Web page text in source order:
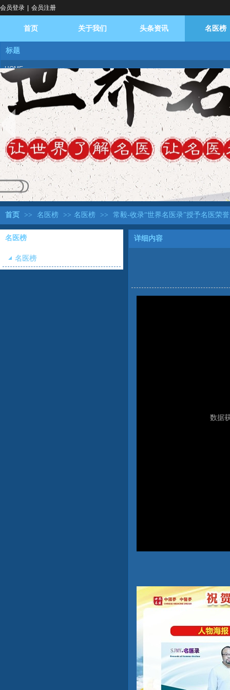
标题
HOME
ABOUT US
NEWS
DOCTOR
BROADCAST
DATABASE
REPLY
DIALOGUE
FAQ
BASE
会员登录 会员注册
首页 关于我们 头条资讯 名医榜
首页 >> 名医榜 >> 名医榜 >> 常毅-收录“世界名医录”授予名医荣
名医榜
名医榜
详细内容